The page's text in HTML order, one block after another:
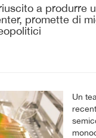
a produrre
promette di
Un